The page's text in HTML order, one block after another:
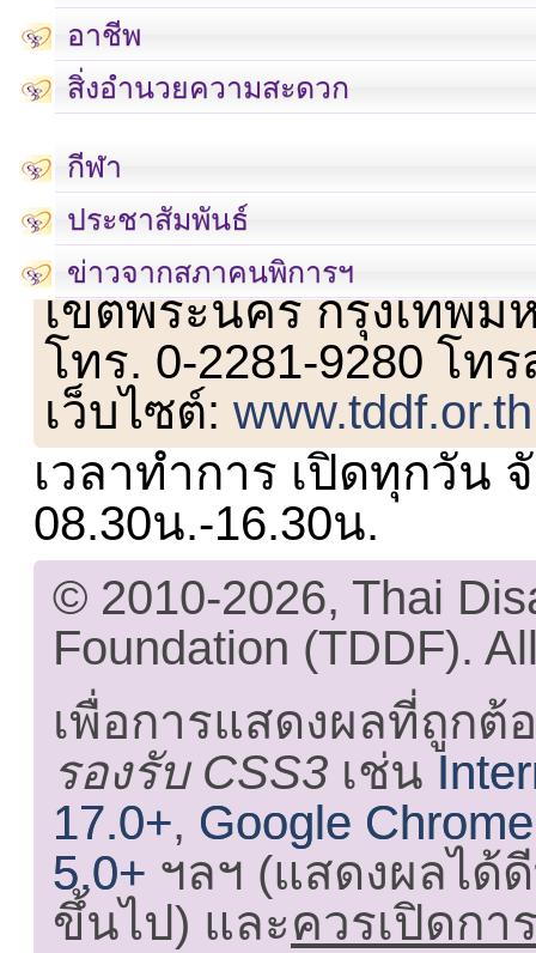
อาชีพ
สิ่งอำนวยความสะดวก
กีฬา
ประชาสัมพันธ์
ข่าวจากสภาคนพิการฯ
เลขที่ 23 ชั้น 2 ถนนวิ
เขตพระนคร กรุงเทพม
โทร. 0-2281-9280 โท
เว็บไซต์:www.tddf.or.th
เวลาทำการ เปิดทุกวัน
08.30น.-16.30น.
© 2010-2026, Thai
Foundation (TDDF).
เพื่อการแสดงผลที่ถูกต้
รองรับ CSS3 เช่น
17.0+, Google
5.0+ ฯลฯ (แสดงผลได้
ขึ้นไป) และควรเปิดกา